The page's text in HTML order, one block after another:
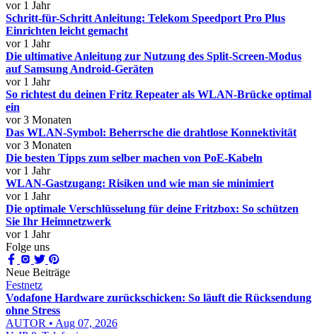
vor 1 Jahr
Schritt-für-Schritt Anleitung: Telekom Speedport Pro Plus
Einrichten leicht gemacht
vor 1 Jahr
Die ultimative Anleitung zur Nutzung des Split-Screen-Modus
auf Samsung Android-Geräten
vor 1 Jahr
So richtest du deinen Fritz Repeater als WLAN-Brücke optimal
ein
vor 3 Monaten
Das WLAN-Symbol: Beherrsche die drahtlose Konnektivität
vor 3 Monaten
Die besten Tipps zum selber machen von PoE-Kabeln
vor 1 Jahr
WLAN-Gastzugang: Risiken und wie man sie minimiert
vor 1 Jahr
Die optimale Verschlüsselung für deine Fritzbox: So schützen
Sie Ihr Heimnetzwerk
vor 1 Jahr
Folge uns
Neue Beiträge
Festnetz
Vodafone Hardware zurückschicken: So läuft die Rücksendung
ohne Stress
AUTOR • Aug 07, 2026